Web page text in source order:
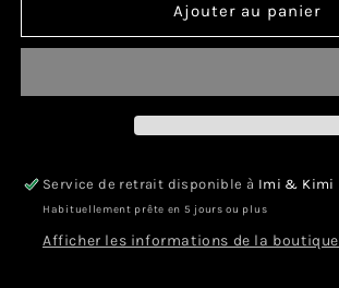
TALLA
TALLA
Ajouter au panier
Service de retrait disponible à Imi & Kimi
Habituellement prête en 5 jours ou plus
Afficher les informations de la boutique